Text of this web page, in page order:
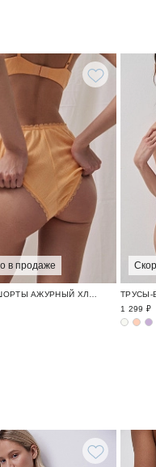
в продаже
ТРУСЫ ШОРТЫ АЖУРНЫЙ ХЛОПОК / POINTELLE
1 299 ₽